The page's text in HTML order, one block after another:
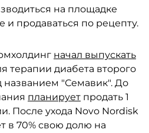
на площадке
и продаваться по рецепту.
начал выпускать
терапии диабета второго
названием "Семавик". До
планирует продать 1
После ухода Novo Nordisk
в 70% свою долю на